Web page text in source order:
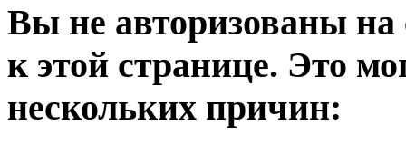
Вы не авторизованы на
к этой странице. Это
нескольких причин: